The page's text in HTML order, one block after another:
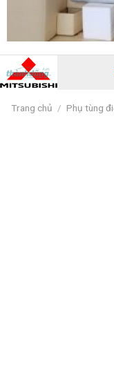
Trang chủ / Phụ tùng